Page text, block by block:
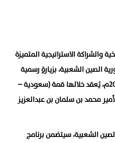
والشراكة الاستراتيجية المتميزة
الصين الشعبية، بزيارةٍ رسمية
إلى المملكة العربية السعودية خلال الفترة من 13 إلى 15 جمادى الأولى 1444 هـ الموافق من 7 إلى 9 ديسمبر 2022م، يُعقد خلالها قمة (سعودية –
محمد بن سلمان بن عبدالعزيز
الشعبية، سيتضمن برنامج